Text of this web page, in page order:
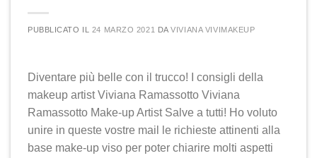
PUBBLICATO IL 24 MARZO 2021 DAVIVIANA VIVIMAKEUP
Diventare più belle con il trucco! I consigli della
makeup artist Viviana Ramassotto Viviana
Ramassotto Make-up Artist Salve a tutti! Ho voluto
unire in queste vostre mail le richieste attinenti alla
base make-up viso per poter chiarire molti aspetti